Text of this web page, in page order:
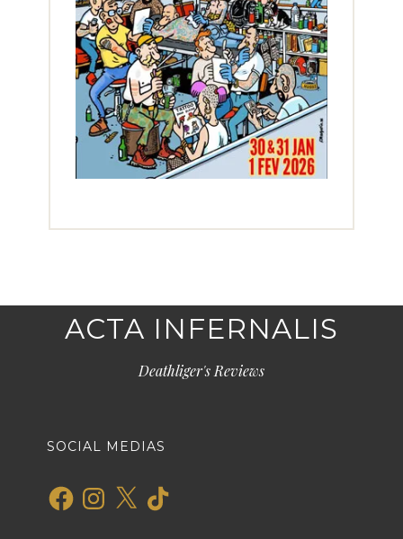
ACTA INFERNALIS
Deathliger's Reviews
SOCIAL MEDIAS
FacebookInstagram
X TikTok